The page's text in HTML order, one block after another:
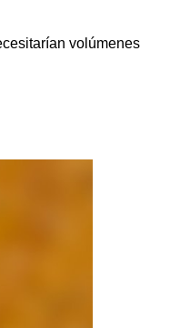
volúmenes